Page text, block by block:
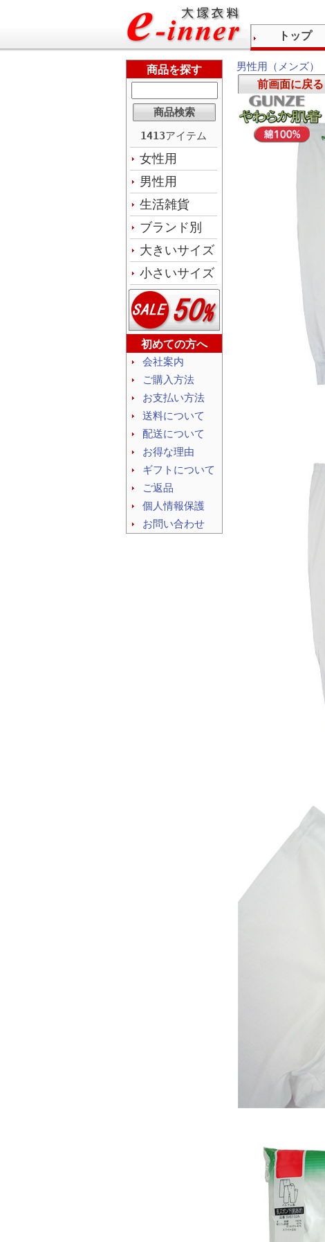
男性用（メンズ）
前画面に戻る
商品を探す
1413アイテム
女性用
男性用
生活雑貨
ブランド別
大きいサイズ
小さいサイズ
初めての方へ
会社案内
ご購入方法
お支払い方法
送料について
配送について
お得な理由
ギフトについて
ご返品
個人情報保護
お問い合わせ
トップ